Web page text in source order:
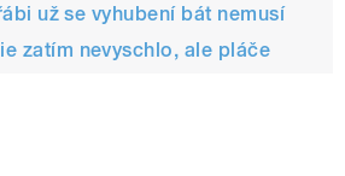
už se vyhubení bát nemusí
zatím nevyschlo, ale pláče